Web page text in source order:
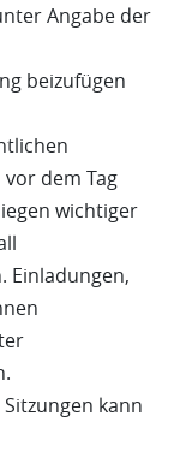
Angabe der
beizufügen
dem Tag
wichtiger
Einladungen,
kann